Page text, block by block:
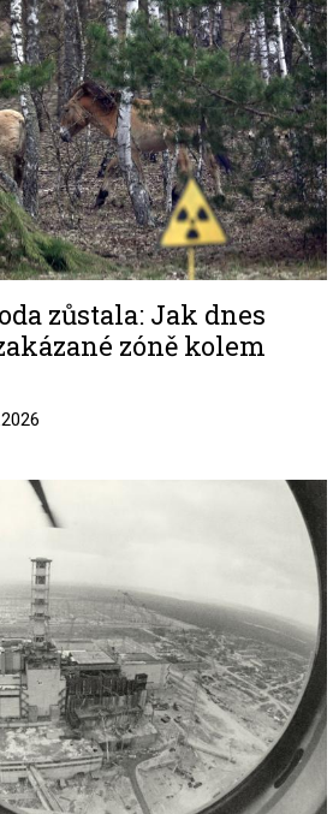
zůstala: Jak dnes
zóně kolem